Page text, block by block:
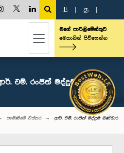
E த
මගේ පාර්ලිමේන්තුව
මෙතැනින් පිවිසෙන්න
එම්. රංජිත් මද්දුම බණ්ඩාර
පැමිණීමේ විස්තර ආර්. එම්. රංජිත් මද්දුම බණ්ඩාර